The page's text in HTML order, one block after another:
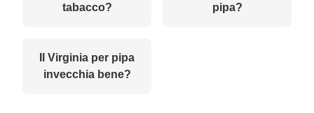
tabacco?
pipa?
Il Virginia per pipa
invecchia bene?